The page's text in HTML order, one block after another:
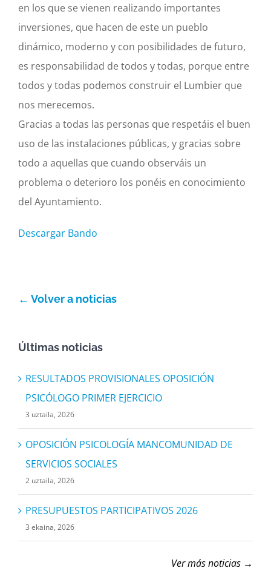
en los que se vienen realizando importantes
inversiones, que hacen de este un pueblo
dinámico, moderno y con posibilidades de futuro,
es responsabilidad de todos y todas, porque entre
todos y todas podemos construir el Lumbier que
nos merecemos.
Gracias a todas las personas que respetáis el buen
uso de las instalaciones públicas, y gracias sobre
todo a aquellas que cuando observáis un
problema o deterioro los ponéis en conocimiento
del Ayuntamiento.
Descargar Bando
← Volver a noticias
Últimas noticias
RESULTADOS PROVISIONALES OPOSICIÓN
PSICÓLOGO PRIMER EJERCICIO
3 uztaila, 2026
OPOSICIÓN PSICOLOGÍA MANCOMUNIDAD DE
SERVICIOS SOCIALES
2 uztaila, 2026
PRESUPUESTOS PARTICIPATIVOS 2026
3 ekaina, 2026
Ver más noticias →